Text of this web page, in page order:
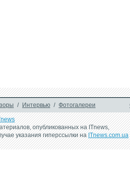
/ Интервью / Фотогалереи
опубликованных на ITnews,
указания гиперссылки наITnews.com.ua